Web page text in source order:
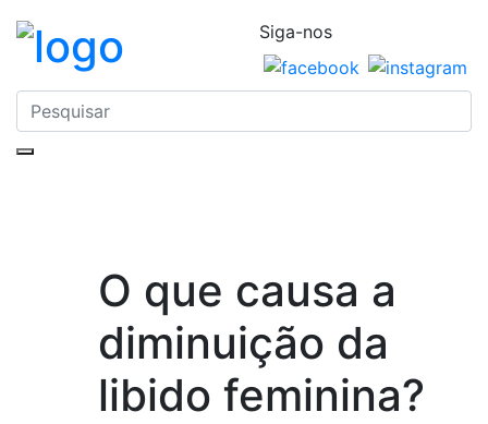
Siga-nos
O que causa a
diminuição da
libido feminina?